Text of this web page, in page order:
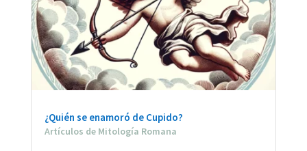
¿Quién se enamoró de Cupido?
Artículos de Mitología Romana